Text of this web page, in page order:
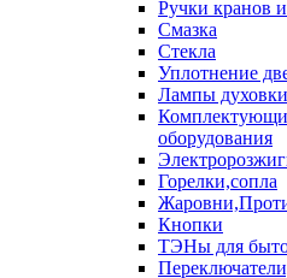
Ручки кранов
Смазка
Стекла
Уплотнение
Лампы духовки
оборудования
Горелки,сопла
Кнопки
ТЭНы для